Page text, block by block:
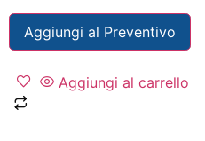
Aggiungi al Preventivo
Aggiungi al carrello